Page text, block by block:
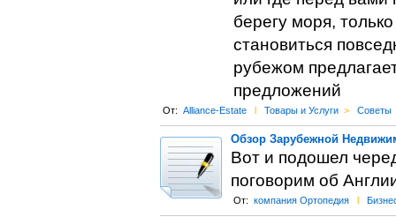
берегу моря,
становиться
рубежом
предложений
От: Alliance-Estate l Товары и Услуги > Советы
Обзор Зарубежной
Вот и подошел
поговорим об
От: компания Ортопедия l